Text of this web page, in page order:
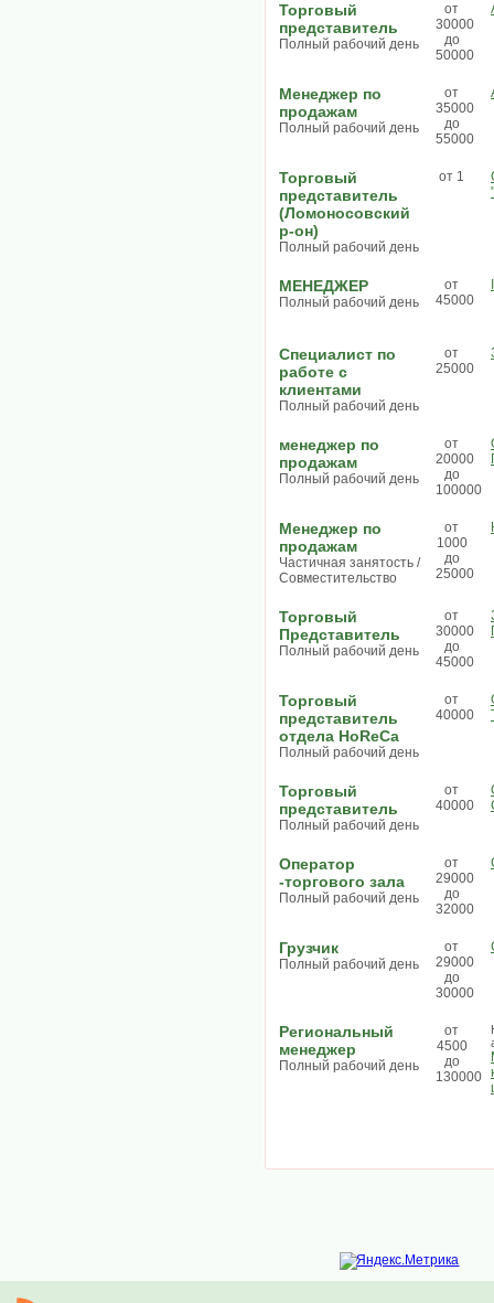
Торговый
представитель
Полный рабочий день
от
30000
до
50000
Менеджер по
продажам
Полный рабочий день
от
35000
до
55000
Торговый
представитель
(Ломоносовский
р-он)
Полный рабочий день
от 1
МЕНЕДЖЕР
Полный рабочий день
от
45000
Специалист по
работе с
клиентами
Полный рабочий день
от
25000
менеджер по
продажам
Полный рабочий день
от
20000
до
100000
Менеджер по
продажам
Частичная занятость /
Совместительство
от
1000
до
25000
Торговый
Представитель
Полный рабочий день
от
30000
до
45000
Торговый
представитель
отдела HoReCa
Полный рабочий день
от
40000
Торговый
представитель
Полный рабочий день
от
40000
Оператор
-торгового зала
Полный рабочий день
от
29000
до
32000
Грузчик
Полный рабочий день
от
29000
до
30000
Региональный
менеджер
Полный рабочий день
от
4500
до
130000